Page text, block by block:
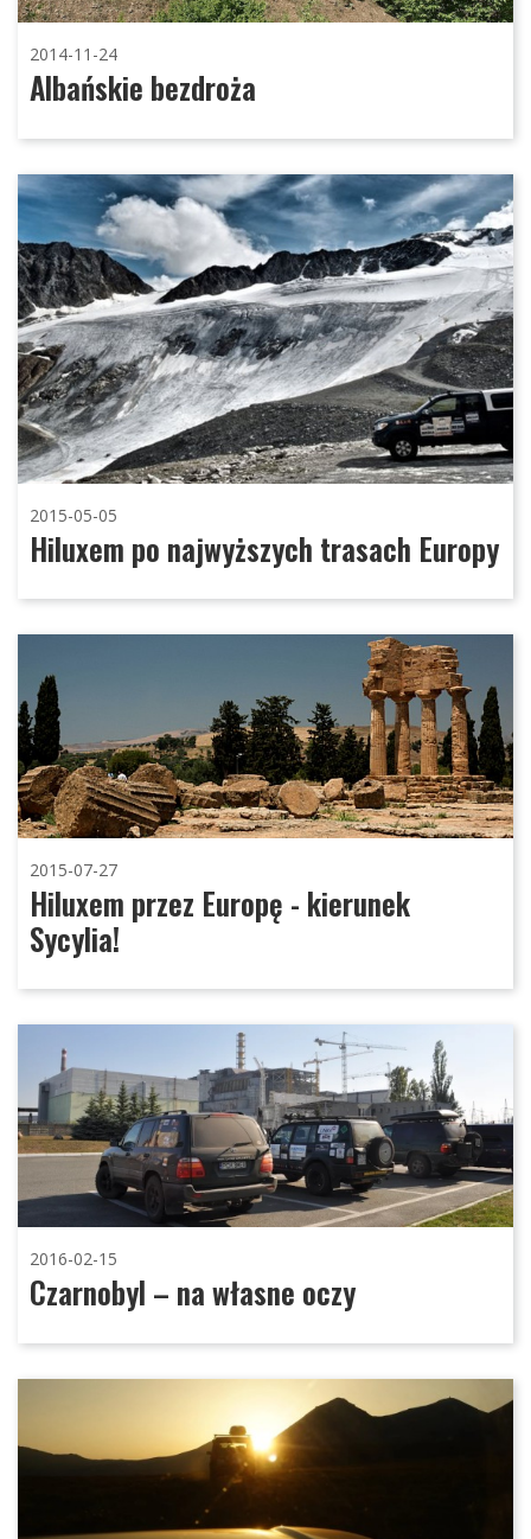
2014-11-24
Albańskie bezdroża
2015-05-05
Hiluxem po najwyższych trasach Europy
2015-07-27
Hiluxem przez Europę - kierunek
Sycylia!
2016-02-15
Czarnobyl – na własne oczy